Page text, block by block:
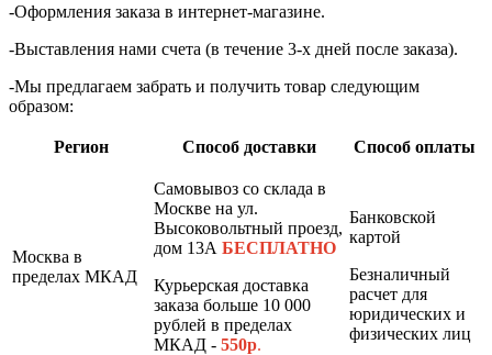
-Оформления заказа в интернет-магазине.
-Выставления нами счета (в течение 3-х дней после заказа).
-Мы предлагаем забрать и получить товар следующим
образом:
Регион Способ доставки Способ оплаты
Москва в
пределах МКАД
Самовывоз со склада в
Москве на ул.
Высоковольтный проезд,
дом 13А БЕСПЛАТНО
Курьерская доставка
заказа больше 10 000
рублей в пределах
МКАД - 550р.
Банковской
картой
Безналичный
расчет для
юридических и
физических лиц